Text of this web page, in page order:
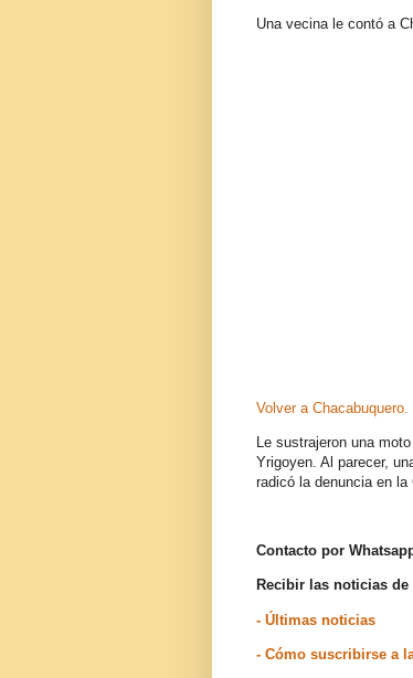
Una vecina le contó a
Volver a Chacabuquero.
Le sustrajeron una
Yrigoyen. Al parecer,
radicó la denuncia en la
Contacto por
Recibir las noticias de
- Últimas noticias
- Cómo suscribirse a